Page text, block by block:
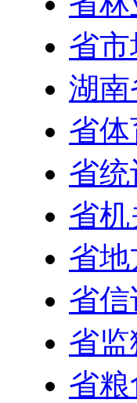
省
湖南
省体
省统
省
省
省信
省
省